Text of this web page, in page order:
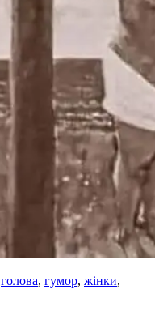
голова, гумор, жінки,